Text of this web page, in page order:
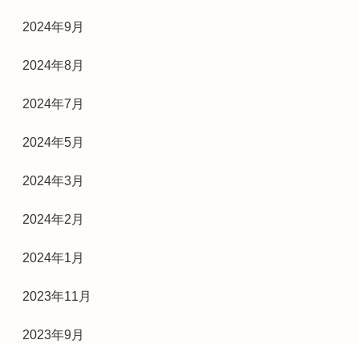
2024年9月
2024年8月
2024年7月
2024年5月
2024年3月
2024年2月
2024年1月
2023年11月
2023年9月